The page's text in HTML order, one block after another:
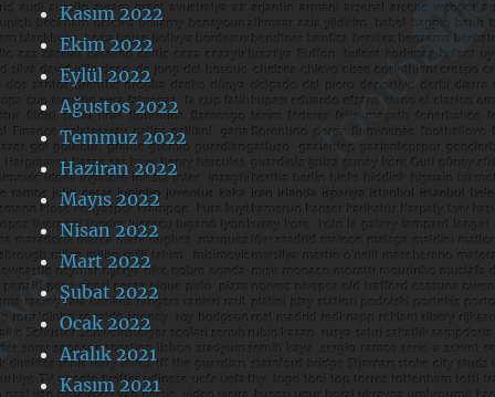
Kasım 2022
Ekim 2022
Eylül 2022
Ağustos 2022
Temmuz 2022
Haziran 2022
Mayıs 2022
Nisan 2022
Mart 2022
Şubat 2022
Ocak 2022
Aralık 2021
Kasım 2021